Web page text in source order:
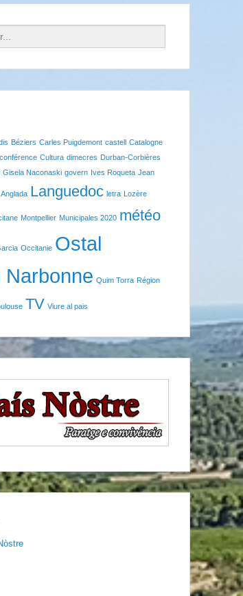
Béziers Carles Puigdemont castell Catalogne
conférence Cultura dimecres Durban-Corbières
Gisela Naconaski govern Ives Roqueta Jean
Languedoc letra Lozère
Montpellier Municipales 2020 météo
Occitanie Ostal
Narbonne Quim Torra Région
TV Viure al pais